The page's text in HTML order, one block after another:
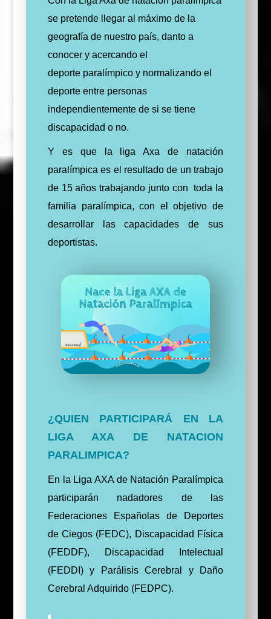
se pretende llegar al máximo de la
geografía de nuestro país, danto a
conocer y acercando el
deporte paralímpico y normalizando el
deporte entre personas
independientemente de si se tiene
discapacidad o no.
Y es que la liga Axa de natación
paralímpica es el resultado de un trabajo
de 15 años trabajando junto con
toda la
familia paralímpica, con el objetivo de
desarrollar las capacidades de sus
deportistas.
¿QUIEN PARTICIPARÁ EN LA
LIGA AXA DE NATACION
PARALIMPICA?
En la Liga AXA de Natación Paralímpica
participarán nadadores de las
Federaciones Españolas de Deportes
de Ciegos (FEDC), Discapacidad Física
(FEDDF), Discapacidad Intelectual
(FEDDI) y Parálisis Cerebral y Daño
Cerebral Adquirido (FEDPC).